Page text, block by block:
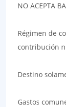
NO ACEPTA
Régimen de
contribución
Destino
Gastos